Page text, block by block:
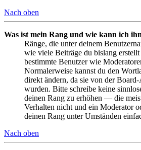
Nach oben
Was ist mein Rang und wie kann ich
Ränge, die unter deinem
wie viele Beiträge du bislang
bestimmte Benutzer wie
Normalerweise kannst du den
direkt ändern, da sie von der
wurden. Bitte schreibe keine
deinen Rang zu erhöhen — die
Verhalten nicht und ein Moderator
deinen Rang unter Umständen
Nach oben